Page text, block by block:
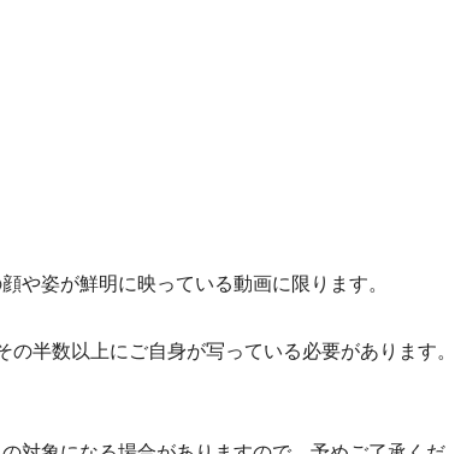
や姿が鮮明に映っている動画に限ります。
半数以上にご自身が写っている必要があります。